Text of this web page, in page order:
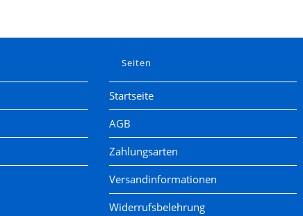
Seiten
Startseite
AGB
Zahlungsarten
Versandinformationen
Widerrufsbelehrung